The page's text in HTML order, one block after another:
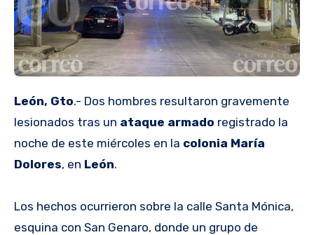
León, Gto.- Dos hombres resultaron gravemente
lesionados tras un ataque armado registrado la
noche de este miércoles en la colonia María
Dolores, en León.
Los hechos ocurrieron sobre la calle Santa Mónica,
esquina con San Genaro, donde un grupo de